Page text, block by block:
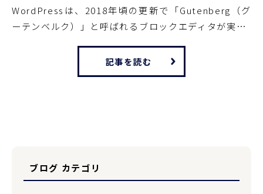
WordPressは、2018年頃の更新で「Gutenberg（グ
ーテンベルク）」と呼ばれるブロックエディタが実…
記事を読む
ブログ カテゴリ